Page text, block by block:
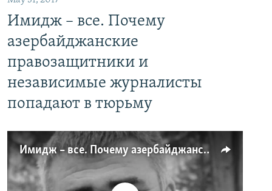
Имидж – все. Почему
азербайджанские
правозащитники и
независимые журналисты
попадают в тюрьму
Имидж – все. Почему азербайджанские правозащитники и независимые журналисты попадают в тюрьму